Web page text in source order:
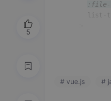
list-
//图片上传前
# vue.js #
5